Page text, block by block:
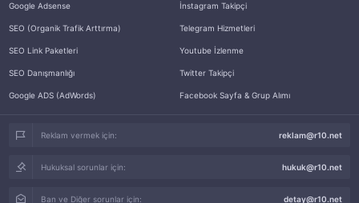
Google Adsense
SEO (Organik Trafik Arttırma)
SEO Link Paketleri
SEO Danışmanlığı
Google ADS (AdWords)
İnstagram Takipçi
Telegram Hizmetleri
Youtube İzlenme
Twitter Takipçi
Facebook Sayfa & Grup Alımı
Reklam vermek için: reklam@r10.net
Hukuksal sorunlar için: hukuk@r10.net
Ban ve Diğer sorunlar için: detay@r10.net